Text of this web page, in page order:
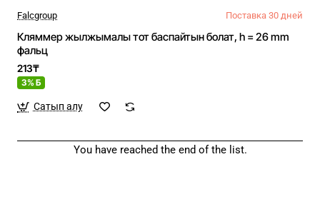
Falcgroup Поставка 30 дней
Кляммер жылжымалы тот баспайтын болат, h = 26 mm
фальц
213₸
3% Б
Сатып алу
You have reached the end of the list.